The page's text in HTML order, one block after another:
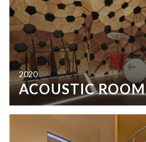
2020
ACOUSTIC ROOM